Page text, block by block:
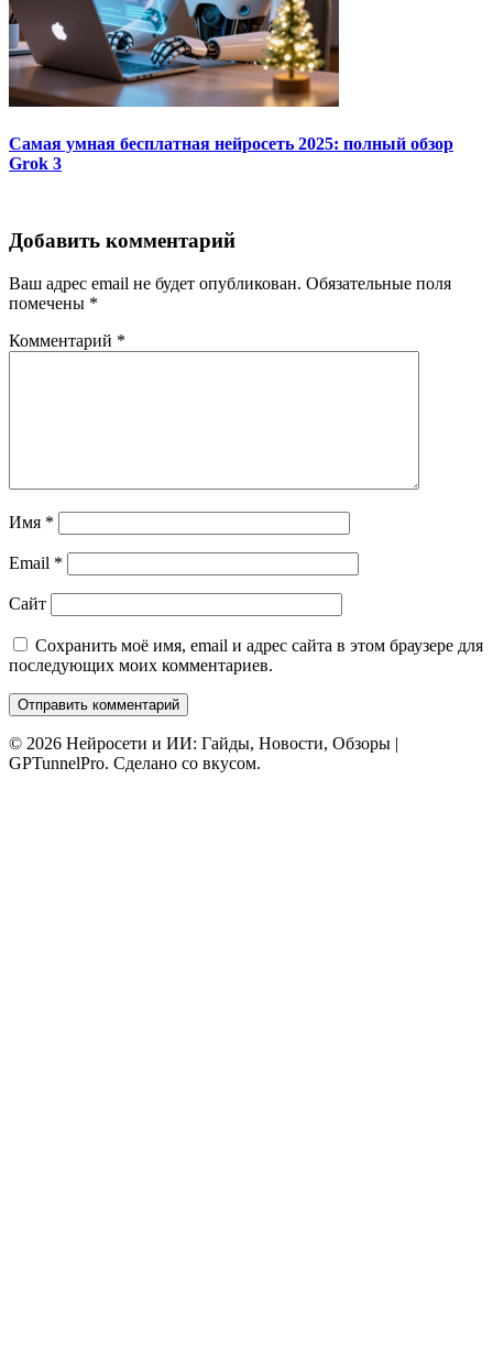
Самая умная бесплатная нейросеть 2025: полный обзор
Grok 3
Добавить комментарий
Ваш адрес email не будет опубликован. Обязательные поля
помечены *
Комментарий *
Имя *
Email *
Сайт
Сохранить моё имя, email и адрес сайта в этом браузере для
последующих моих комментариев.
© 2026 Нейросети и ИИ: Гайды, Новости, Обзоры |
GPTunnelPro. Сделано со вкусом.